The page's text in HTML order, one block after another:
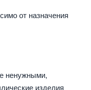
от назначения
ненужными,
изделия